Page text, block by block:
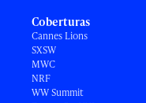
Coberturas
Cannes Lions
SXSW
MWC
NRF
WW Summit